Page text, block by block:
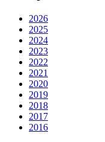
2026
2025
2024
2023
2022
2021
2020
2019
2018
2017
2016